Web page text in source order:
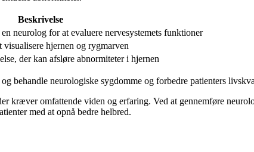
Beskrivelse
neurolog for at evaluere nervesystemets funktioner
hjernen og rygmarven
der kan afsløre abnormiteter i hjernen
behandle neurologiske sygdomme og forbedre patienters
kræver omfattende viden og erfaring. Ved at gennemføre
med at opnå bedre helbred.